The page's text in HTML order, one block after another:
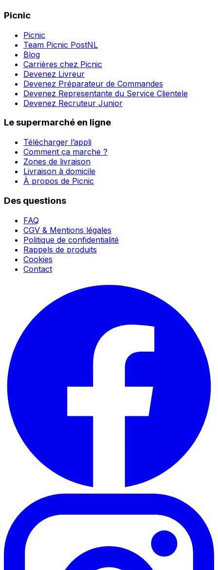
Picnic
Picnic
Team Picnic PostNL
Blog
Carrières chez Picnic
Devenez Livreur
Devenez Préparateur de Commandes
Devenez Representante du Service Clientele
Devenez Recruteur Junior
Le supermarché en ligne
Télécharger l’appli
Comment ça marche ?
Zones de livraison
Livraison à domicile
À propos de Picnic
Des questions
FAQ
CGV & Mentions légales
Politique de confidentialité
Rappels de produits
Cookies
Contact